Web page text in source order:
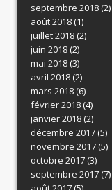
septembre 2018(2)
août 2018(1)
juillet 2018(2)
juin 2018(2)
mai 2018(3)
avril 2018(2)
mars 2018(6)
février 2018(4)
janvier 2018(2)
décembre 2017(5)
novembre 2017(5)
octobre 2017(3)
septembre 2017(7)